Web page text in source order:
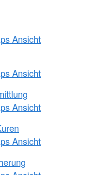
Ansicht
Ansicht
Ansicht
Ansicht